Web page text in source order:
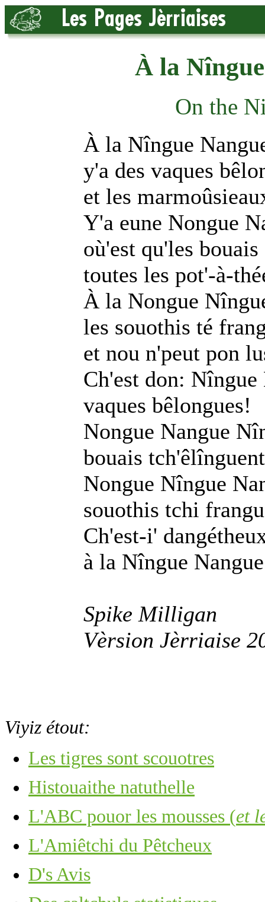
À la
On the
À la Nîngue
y'a des vaques
et les
Y'a eune Nongue
où'est qu'les
toutes les pot'-à-
À la Nongue
les souothis té
et nou n'peut pon
Ch'est don: Nîngue
vaques bêlongues!
Nongue Nangue
bouais
Nongue Nîngue
souothis tchi
Ch'est-i'
à la Nîngue
Spike Milligan
Vèrsion Jèrriaise
Viyiz étout:
Les tigres sont scouotres
Histouaithe natuthelle
L'ABC pouor les mousses (et
L'Amiêtchi du Pêtcheux
D's Avis